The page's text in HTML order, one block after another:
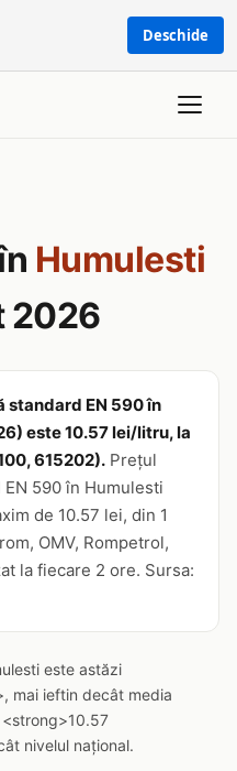
Deschide
Humulesti
2026
standard EN 590 în
este 10.57 lei/litru, la
615202). Prețul
590 în Humulesti
de 10.57 lei, din 1
OMV, Rompetrol,
la fiecare 2 ore. Sursa:
este astăzi
mai ieftin decât media
nivelul național.